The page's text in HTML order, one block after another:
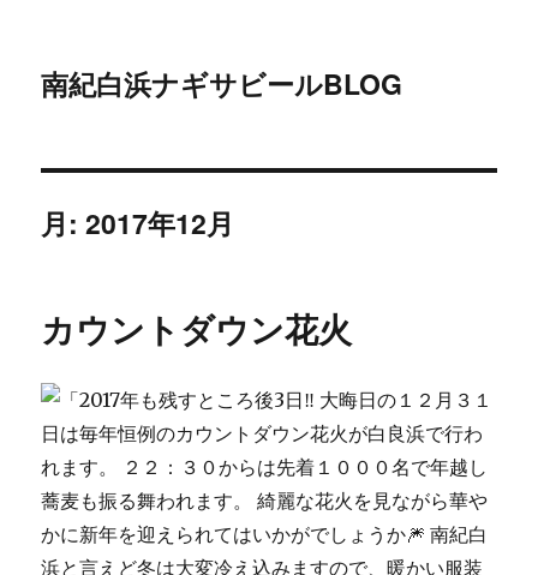
南紀白浜ナギサビールBLOG
月:2017年12月
カウントダウン花火